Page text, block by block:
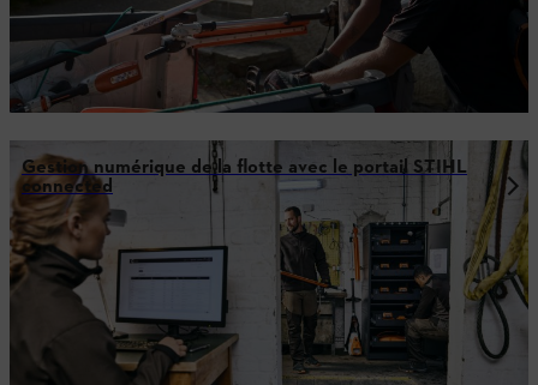
Gestion numérique de la flotte avec le portail STIHL
connected